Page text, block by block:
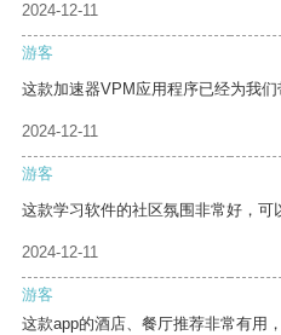
2024-12-11
游客
这款加速器VPM应用程序已经为我们
2024-12-11
游客
这款学习软件的社区氛围非常好，可
2024-12-11
游客
这款app的酒店、餐厅推荐非常有用